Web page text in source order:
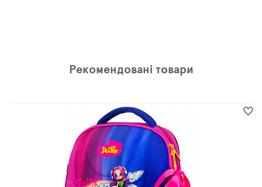
Рекомендовані товари